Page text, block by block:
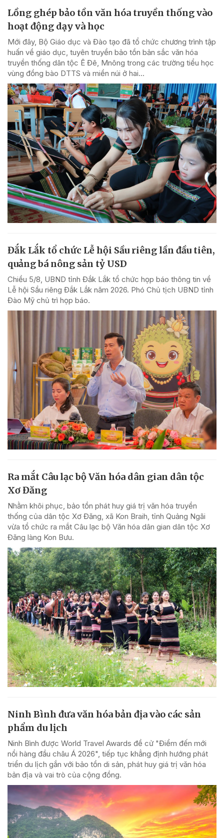
Lồng ghép bảo tồn văn hóa truyền thống vào
hoạt động dạy và học
Mới đây, Bộ Giáo dục và Đào tạo đã tổ chức chương trình tập
huấn về giáo dục, tuyên truyền bảo tồn bản sắc văn hóa
truyền thống dân tộc Ê Đê, Mnông trong các trường tiểu học
vùng đồng bào DTTS và miền núi ở hai...
Đắk Lắk tổ chức Lễ hội Sầu riêng lần đầu tiên,
quảng bá nông sản tỷ USD
Chiều 5/8, UBND tỉnh Đắk Lắk tổ chức họp báo thông tin về
Lễ hội Sầu riêng Đắk Lắk năm 2026. Phó Chủ tịch UBND tỉnh
Đào Mỹ chủ trì họp báo.
Ra mắt Câu lạc bộ Văn hóa dân gian dân tộc
Xơ Đăng
Nhằm khôi phục, bảo tồn phát huy giá trị văn hóa truyền
thống của dân tộc Xơ Đăng, xã Kon Braih, tỉnh Quảng Ngãi
vừa tổ chức ra mắt Câu lạc bộ Văn hóa dân gian dân tộc Xơ
Đăng làng Kon Bưu.
Ninh Bình đưa văn hóa bản địa vào các sản
phẩm du lịch
Ninh Bình được World Travel Awards đề cử "Điểm đến mới
nổi hàng đầu châu Á 2026", tiếp tục khẳng định hướng phát
triển du lịch gắn với bảo tồn di sản, phát huy giá trị văn hóa
bản địa và vai trò của cộng đồng.